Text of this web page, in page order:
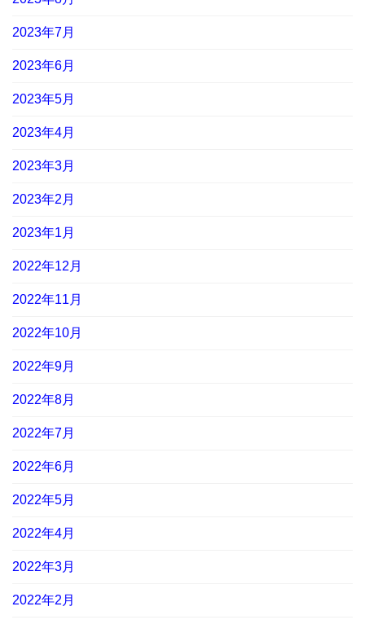
2023年7月
2023年6月
2023年5月
2023年4月
2023年3月
2023年2月
2023年1月
2022年12月
2022年11月
2022年10月
2022年9月
2022年8月
2022年7月
2022年6月
2022年5月
2022年4月
2022年3月
2022年2月